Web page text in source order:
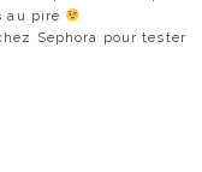
au pire
Sephora pour tester